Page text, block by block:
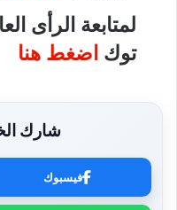
لمتابعة الرأى
توك اضغط هنا
شارك
فيسبوك